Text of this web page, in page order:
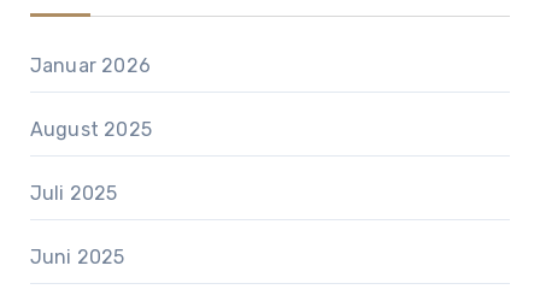
Januar 2026
August 2025
Juli 2025
Juni 2025